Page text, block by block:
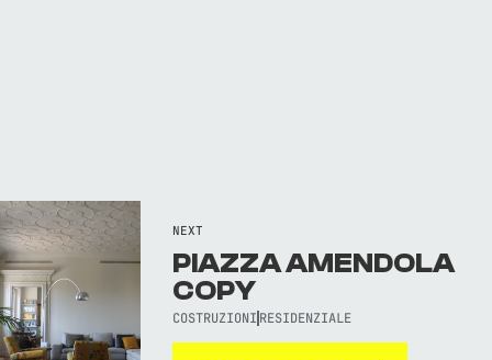
NEXT
PIAZZA AMENDOLA
COPY
COSTRUZIONI RESIDENZIALE